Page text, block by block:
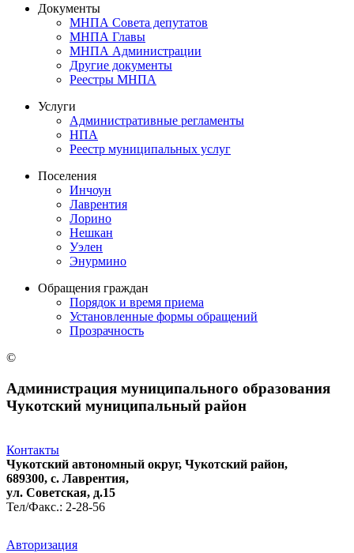
Документы
МНПА Совета депутатов
МНПА Главы
МНПА Администрации
Другие документы
Реестры МНПА
Услуги
Административные регламенты
НПА
Реестр муниципальных услуг
Поселения
Инчоун
Лаврентия
Лорино
Нешкан
Уэлен
Энурмино
Обращения граждан
Порядок и время приема
Установленные формы обращений
Прозрачность
©
Администрация муниципального образования
Чукотский муниципальный район
Контакты
Чукотский автономный округ, Чукотский район,
689300, с. Лаврентия,
ул. Советская, д.15
Тел/Факс.: 2-28-56
Авторизация